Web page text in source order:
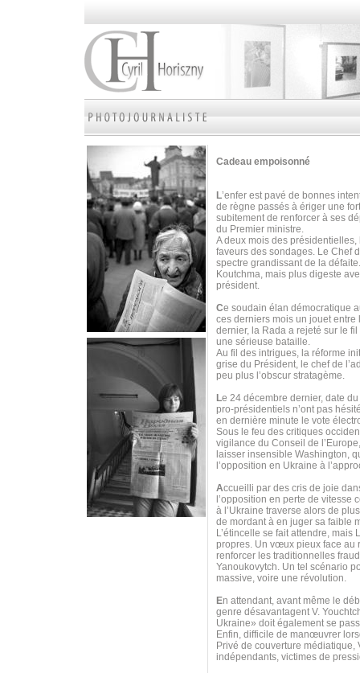
Cadeau empoisonné
L’enfer est pavé de bonnes
de règne passés à ériger une
subitement de renforcer à ses
du Premier ministre.
A deux mois des
faveurs des sondages. Le Chef
spectre grandissant de la
Koutchma, mais plus digeste
président.
Ce soudain élan démocratique
ces derniers mois un jouet
dernier, la Rada a rejeté sur le
une sérieuse bataille.
Au fil des intrigues, la réforme
grise du Président, le chef de
peu plus l’obscur stratagème.
Le 24 décembre dernier, date
pro-présidentiels n’ont pas
en dernière minute le vote
Sous le feu des critiques
vigilance du Conseil de
laisser insensible Washington,
l’opposition en Ukraine à
Accueilli par des cris de joie
l’opposition en perte de
à l’Ukraine traverse alors de
de mordant à en juger sa faible
L’étincelle se fait attendre,
propres. Un vœux pieux face au
renforcer les traditionnelles
Yanoukovytch. Un tel scénario
massive, voire une révolution.
En attendant, avant même le
genre désavantagent V.
Ukraine» doit également se
Enfin, difficile de manœuvrer
Privé de couverture
indépendants, victimes de